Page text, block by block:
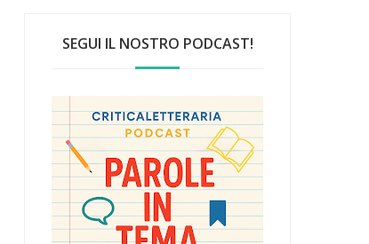
SEGUI IL NOSTRO PODCAST!